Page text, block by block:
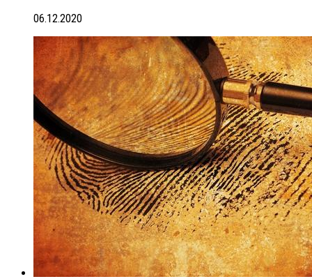
06.12.2020